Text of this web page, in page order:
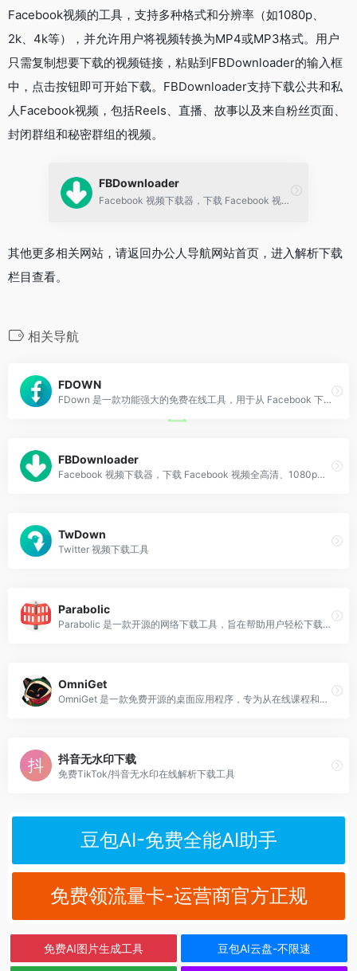
Facebook视频的工具，支持多种格式和分辨率（如1080p、
2k、4k等），并允许用户将视频转换为MP4或MP3格式。用户
只需复制想要下载的视频链接，粘贴到FBDownloader的输入框
中，点击按钮即可开始下载。FBDownloader支持下载公共和私
人Facebook视频，包括Reels、直播、故事以及来自粉丝页面、
封闭群组和秘密群组的视频。
FBDownloader
Facebook 视频下载器，下载 Facebook 视频全高清、1080p、2k、4k 的工具-办.公人.导航
其他更多相关网站，请返回办公人导航网站首页，进入解析下载
栏目查看。
相关导航
FDOWN
FDown 是一款功能强大的免费在线工具，用于从 Facebook 下载视频，支持多种设备和平台。
FBDownloader
Facebook 视频下载器，下载 Facebook 视频全高清、1080p、2k、4k 的工具-办.公人.导航
TwDown
Twitter 视频下载工具
Parabolic
Parabolic 是一款开源的网络下载工具，旨在帮助用户轻松下载和保存来自各种网站的视频和音频内容。
OmniGet
OmniGet 是一款免费开源的桌面应用程序，专为从在线课程和书籍中学习的人群设计。它支持多个主流在线教育平台，同时也支持多种电子书格式（PDF、EPUB、CBZ）。
抖音无水印下载
免费TikTok/抖音无水印在线解析下载工具
豆包AI-免费全能AI助手
免费领流量卡-运营商官方正规
免费AI图片生成工具 豆包AI云盘-不限速